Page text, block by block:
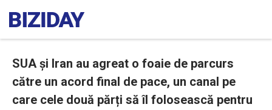
SUA și Iran au agreat o foaie de parcurs
către un acord final de pace, un canal pe
care cele două părți să îl folosească pentru